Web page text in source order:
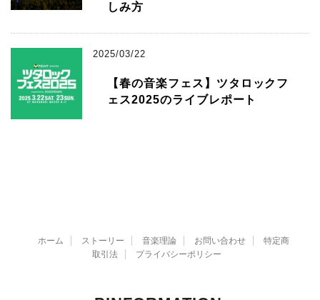
しみ方
2025/03/22
【春の音楽フェス】ツタロックフ
ェス2025のライブレポート
ホーム ストーリー 音楽理論 お問い合わせ
特定商
取引法
プライバシーポリシー